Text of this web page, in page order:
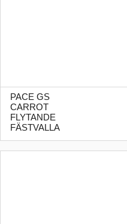
PACE GS
CARROT
FLYTANDE
FÄSTVALLA